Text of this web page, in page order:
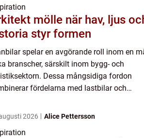
mölle när hav, ljus och
styr formen
spelar en avgörande roll inom en
branscher, särskilt inom bygg- och
Dessa mångsidiga fordon
fördelarna med lastbilar och
2026 Alice Pettersson